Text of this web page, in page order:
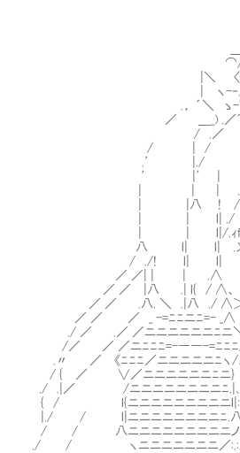
＿∧-=ﾐ
⌒/ ∧Y }
|＼ 〈 .〉}
| ヽ-‐.) (‐-.)
.， ´＼ ゝ-'＿＿＿
／ ＿_) .／´
/ .／ ヽ Y ∨ /
/ | / } } ∨
.′ |./ | }/ .!
′ |′ | | | / .! }､ |
| | | ./|__八 | ./|/
| |八 ! /´|./ } }/ /
| | l| ./ ｡s≦j／ 仗ﾊ
| | l|/.ｨfしハ V
八 l| l| .乂:
/ ./! l| l|
／ ／| | | .∧
／ ／ |八 .| l{ / ∧
／ ／ .八. ＼ .|八 ./ ∧
／ ／ ／ _ -=ﾆﾆニﾆ=- _∧
./ ／ .／ ／ニニニニニニﾆニ＼
/／ ／ ／ニﾆﾆﾆ=-――-=ﾆﾆﾆ/＼ /
.〃 ／ 《ﾆﾆﾆ／ニニニニニﾆヽ/､＿
/ { ／ ∨／ニニニニニニﾆニ} ｀ヽ
./ .|／ /ニニニニニニニニﾆ.|､
{ / l{ニニニニニニニニニl|:.＼ .ノ､
|./ / l|ニニニニニニニニﾆ
/ / 八ニニニニニニニニニノ
./ / ヽニニニニニニニ／:.:.:.:.}